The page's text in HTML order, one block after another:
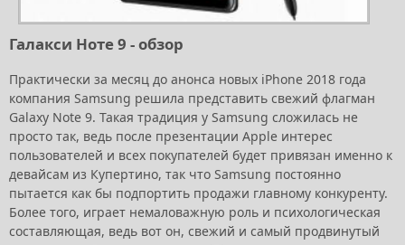
Галакси Ноте 9 - обзор
Практически за месяц до анонса новых iPhone 2018 года
компания Samsung решила представить свежий флагман
Galaxy Note 9. Такая традиция у Samsung сложилась не
просто так, ведь после презентации Apple интерес
пользователей и всех покупателей будет привязан именно к
девайсам из Купертино, так что Samsung постоянно
пытается как бы подпортить продажи главному конкуренту.
Более того, играет немаловажную роль и психологическая
составляющая, ведь вот он, свежий и самый продвинутый